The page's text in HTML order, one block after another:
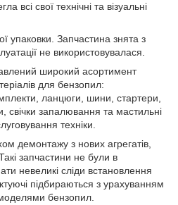
всі свої технічні та візуальні
упаковки. Запчастина знята з
не використовувалася.
широкий асортимент
для бензопил:
ланцюги, шини, стартери,
свічки запалювання та мастильні
техніки.
демонтажу з нових агрегатів,
запчастини не були в
невеликі сліди встановлення
підбираються з урахуванням
бензопил.